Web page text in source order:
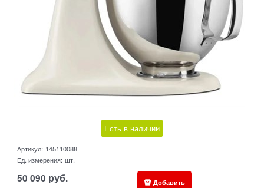
Есть в наличии
Артикул: 145110088
Ед. измерения: шт.
50 090 руб. Добавить